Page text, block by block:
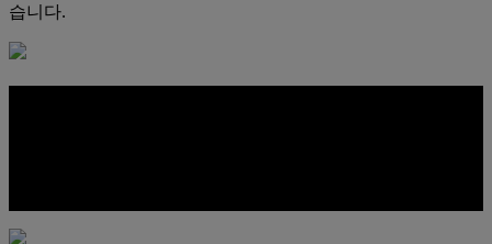
습니다.